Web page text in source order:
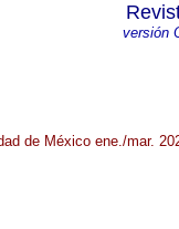
versión
de México ene./mar.